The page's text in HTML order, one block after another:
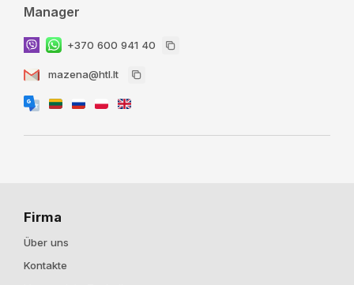
Manager
+370 600 941 40
mazena@htl.lt
Firma
Über uns
Kontakte